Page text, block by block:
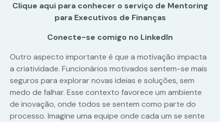
Clique aqui para conhecer o serviço de Mentoring
para Executivos de Finanças
Conecte-se comigo no LinkedIn
Outro aspecto importante é que a motivação impacta
a criatividade. Funcionários motivados sentem-se mais
seguros para explorar novas ideias e soluções, sem
medo de falhar. Esse contexto favorece um ambiente
de inovação, onde todos se sentem como parte do
processo. Imagine uma equipe onde cada um se sente